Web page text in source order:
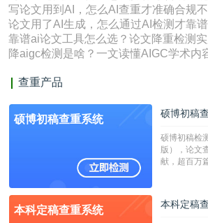
写论文用到AI，怎么AI查重才准确合规
论文用了AI生成，怎么通过AI检测才靠谱
靠谱ai论文工具怎么选？论文降重检测
降aigc检测是啥？一文读懂AIGC学术内
查重产品
硕博初稿查重系统 硕博初稿
硕博初稿检
版），论文
献，超百万
校用来检测
广，数据来
本科定稿查重系统 本科定稿